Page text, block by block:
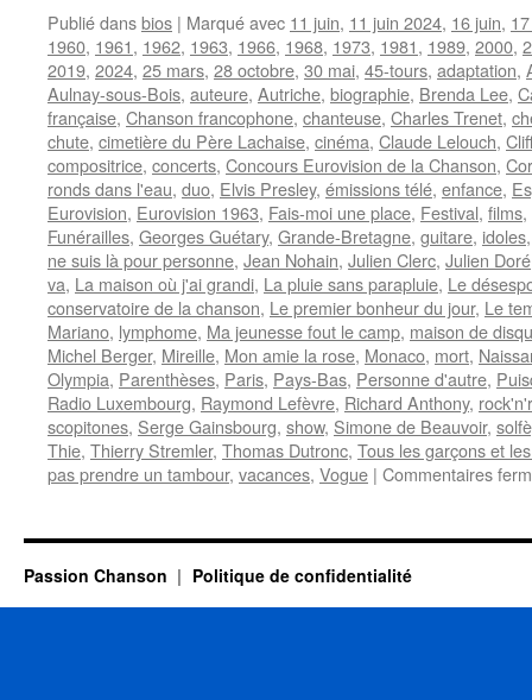
Publié dansbios | Marqué avec 11 juin, 11 juin 2024, 16 juin,
1960, 1961, 1962, 1963, 1966, 1968, 1973, 1981, 1989, 2000,
2019, 2024, 25 mars, 28 octobre, 30 mai, 45-tours, adaptation,
Aulnay-sous-Bois, auteure, Autriche, biographie, Brenda Lee,
française, Chanson francophone, chanteuse, Charles Trenet,
chute, cimetière du Père Lachaise, cinéma, Claude Lelouch,
compositrice, concerts, Concours Eurovision de la Chanson,
ronds dans l'eau, duo, Elvis Presley, émissions télé, enfance,
Eurovision, Eurovision 1963, Fais-moi une place, Festival, films,
Funérailles, Georges Guétary, Grande-Bretagne, guitare, idoles
ne suis là pour personne, Jean Nohain, Julien Clerc, Julien Doré
va, La maison où j'ai grandi, La pluie sans parapluie, Le
conservatoire de la chanson, Le premier bonheur du jour, Le
Mariano, lymphome, Ma jeunesse fout le camp, maison de
Michel Berger, Mireille, Mon amie la rose, Monaco, mort,
Olympia, Parenthèses, Paris, Pays-Bas, Personne d'autre,
Radio Luxembourg, Raymond Lefèvre, Richard Anthony,
scopitones, Serge Gainsbourg, show, Simone de Beauvoir,
Thie, Thierry Stremler, Thomas Dutronc, Tous les garçons et
pas prendre un tambour, vacances, Vogue | Commentaires
Passion Chanson Politique de confidentialité